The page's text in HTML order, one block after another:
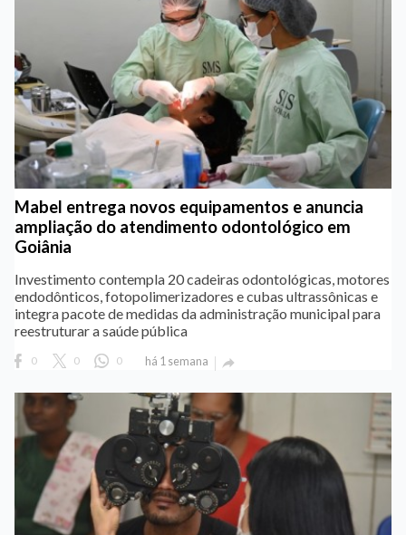
Mabel entrega novos equipamentos e anuncia
ampliação do atendimento odontológico em
Goiânia
Investimento contempla 20 cadeiras odontológicas, motores
endodônticos, fotopolimerizadores e cubas ultrassônicas e
integra pacote de medidas da administração municipal para
reestruturar a saúde pública
0 0 0 há 1 semana 